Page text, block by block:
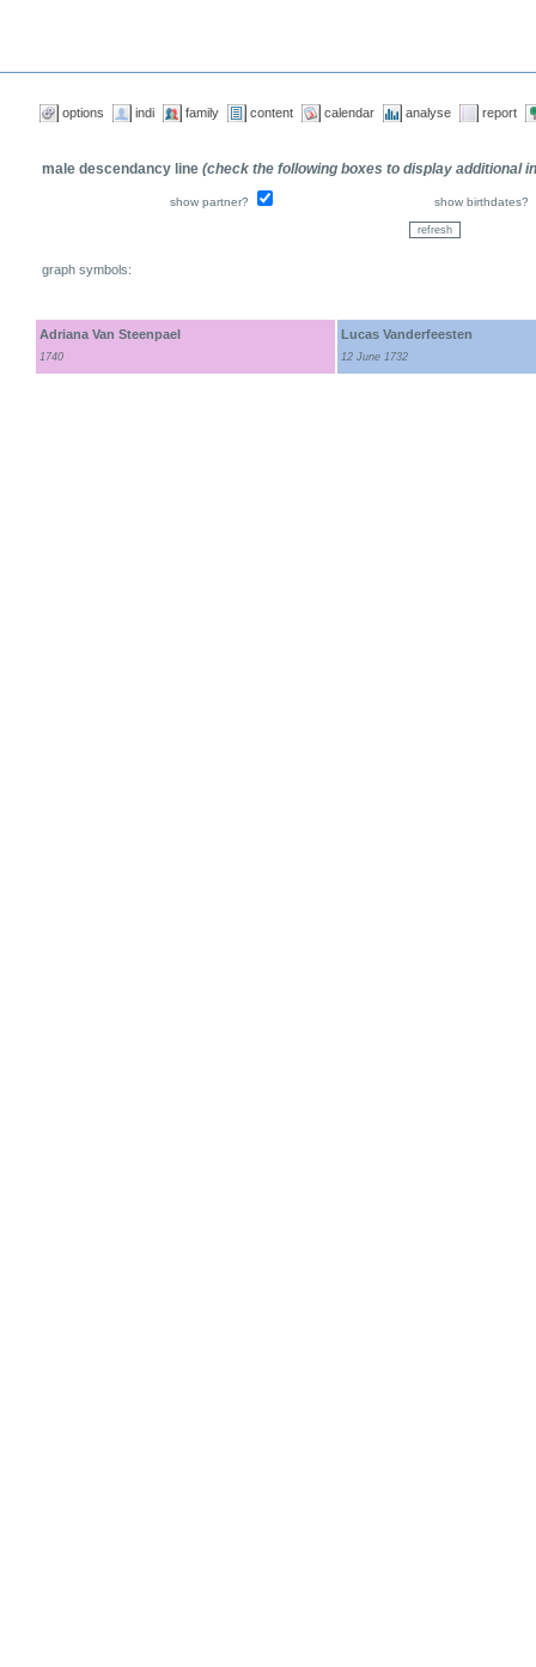
options indi family content calendar analyse report
male descendancy line (check the following boxes to display additional
show partner? show birthdates?
graph symbols:
Adriana Van Steenpael
1740
Lucas Vanderfeesten
12 June 1732